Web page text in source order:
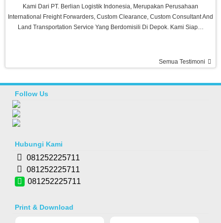
Kami Dari PT. Berlian Logistik Indonesia, Merupakan Perusahaan
International Freight Forwarders, Custom Clearance, Custom Consultant And
Land Transportation Service Yang Berdomisili Di Depok. Kami Siap…
Barang Bagus,sesuai Pesanan, Pelayanan Memuaskan, Semoga Sukses
Selalu Buat Agen Fitness
Semua Testimoni
Follow Us
Hubungi Kami
081252225711
081252225711
081252225711
Print & Download